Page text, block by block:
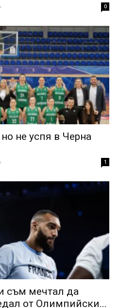
0
не успя в Черна
1
съм мечтал да
от Олимпийски...